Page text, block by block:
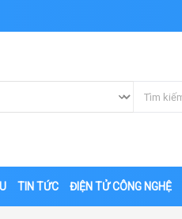
TIN TỨC ĐIỆN TỬ CÔNG NGHỆ